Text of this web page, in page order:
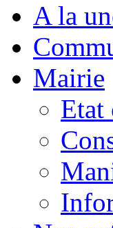
A la
Mairie